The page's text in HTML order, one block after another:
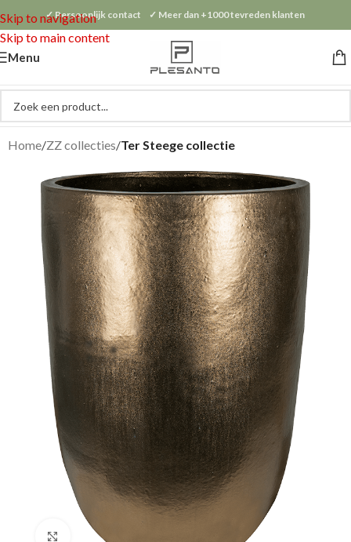
Skip to navigation
Skip to main content
✓ Persoonlijk contact ✓ Meer dan +1000 tevreden klanten
Menu
Home ZZ collecties Ter Steege collectie
Klik om te vergroten